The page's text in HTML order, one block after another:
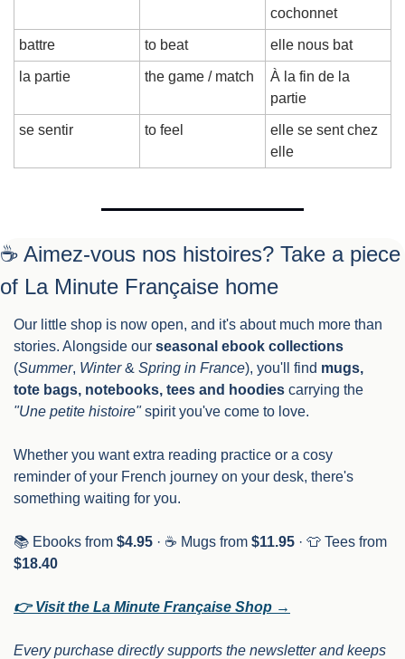
cochonnet
battre to beat elle nous bat
la partie the game / match
À la fin de la
partie
se sentir to feel
elle se sent chez
elle
☕ Aimez-vous nos histoires? Take a piece
of La Minute Française home
Our little shop is now open, and it's about much more than
stories. Alongside our seasonal ebook collections
(Summer, Winter & Spring in France), you'll find mugs,
tote bags, notebooks, tees and hoodies
"Une petite histoire" spirit you've come to love.
Whether you want extra reading practice or a cosy
reminder of your French journey on your desk, there's
something waiting for you.
📚 Ebooks from $4.95 · ☕ Mugs from $11.95 · 👕
$18.40
👉 Visit the La Minute Française Shop →
Every purchase directly supports the newsletter and keeps